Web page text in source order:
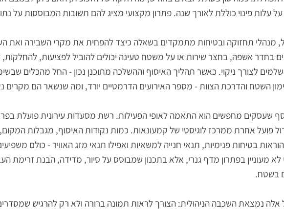
מהר יותר, נדרשים פינויי יתר, ולעיתים אף נוצר צורך במכולות נוספות.
כמה טון פסולת יוצאים בחודש, מה חלקה של הזכוכית, האם ניתן לצמצם
פינוי כוללת לאורך שנה. פתרון מקצועי מציג להם תשובות המבוססות על
תחזוקה ובטיחות מתמקדים בשאלה כיצד להפחית את מקרי השבירה ואת
אשפה, בחצר שירות או על משטח טעינה יכולים להוביל לפציעות, להחלקות,
והדרכת הצוות - מספר האירועים הדרמטיים יורד, ומה שנשאר הם מקרים
מחפשים הוא התאמה לאופי הפעילות. רשת מסעדות עירונית פועלת
אחרת ממרכז לוגיסטי של קמעונאות. כמות נקודות האיסוף, מגבלות המקום,
בטיחות פנימיות, תנאי חנייה למשאיות ואפילו תנאי מזג האוויר - כולם משפיעים